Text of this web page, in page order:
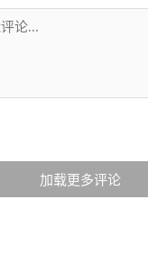
加载更多评论